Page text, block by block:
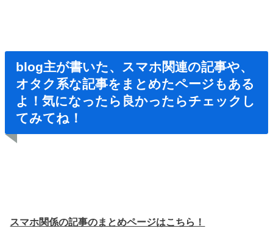
blog主が書いた、スマホ関連の記事や、
オタク系な記事をまとめたページもある
よ！気になったら良かったらチェックし
てみてね！
スマホ関係の記事のまとめページはこちら！